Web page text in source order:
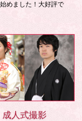
めました！大好評で
成人式撮影